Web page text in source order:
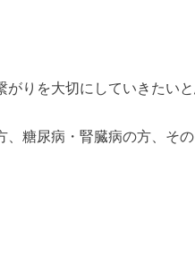
りを大切にしていきたいと
糖尿病・腎臓病の方、そ